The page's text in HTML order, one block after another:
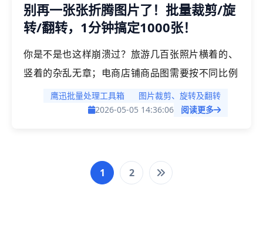
置即可处理成百上千张图片，所有输出图片比例完
全统一，适合电商运营、新媒体编辑、行政办公等
别再一张张折腾图片了！批量裁剪/旋
转/翻转，1分钟搞定1000张！
你是不是也这样崩溃过？旅游几百张照片横着的、
竖着的杂乱无章；电商店铺商品图需要按不同比例
进行批量裁剪；制作特定比例的纪念册、证件
照......别忍了！​​ 试试这款图片批量处理工具，专治
鹰迅批量处理工具箱
图片裁剪、旋转及翻转
2026-05-05 14:36:06
阅读更多
1 2